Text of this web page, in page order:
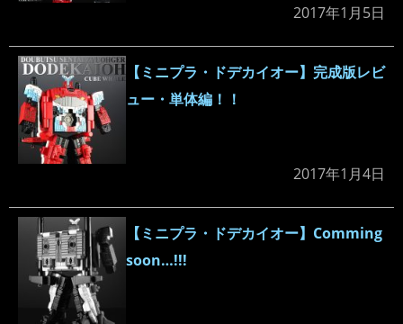
2017年1月5日
【ミニプラ・ドデカイオー】完成版レビ
ュー・単体編！！
2017年1月4日
【ミニプラ・ドデカイオー】Comming
soon…!!!